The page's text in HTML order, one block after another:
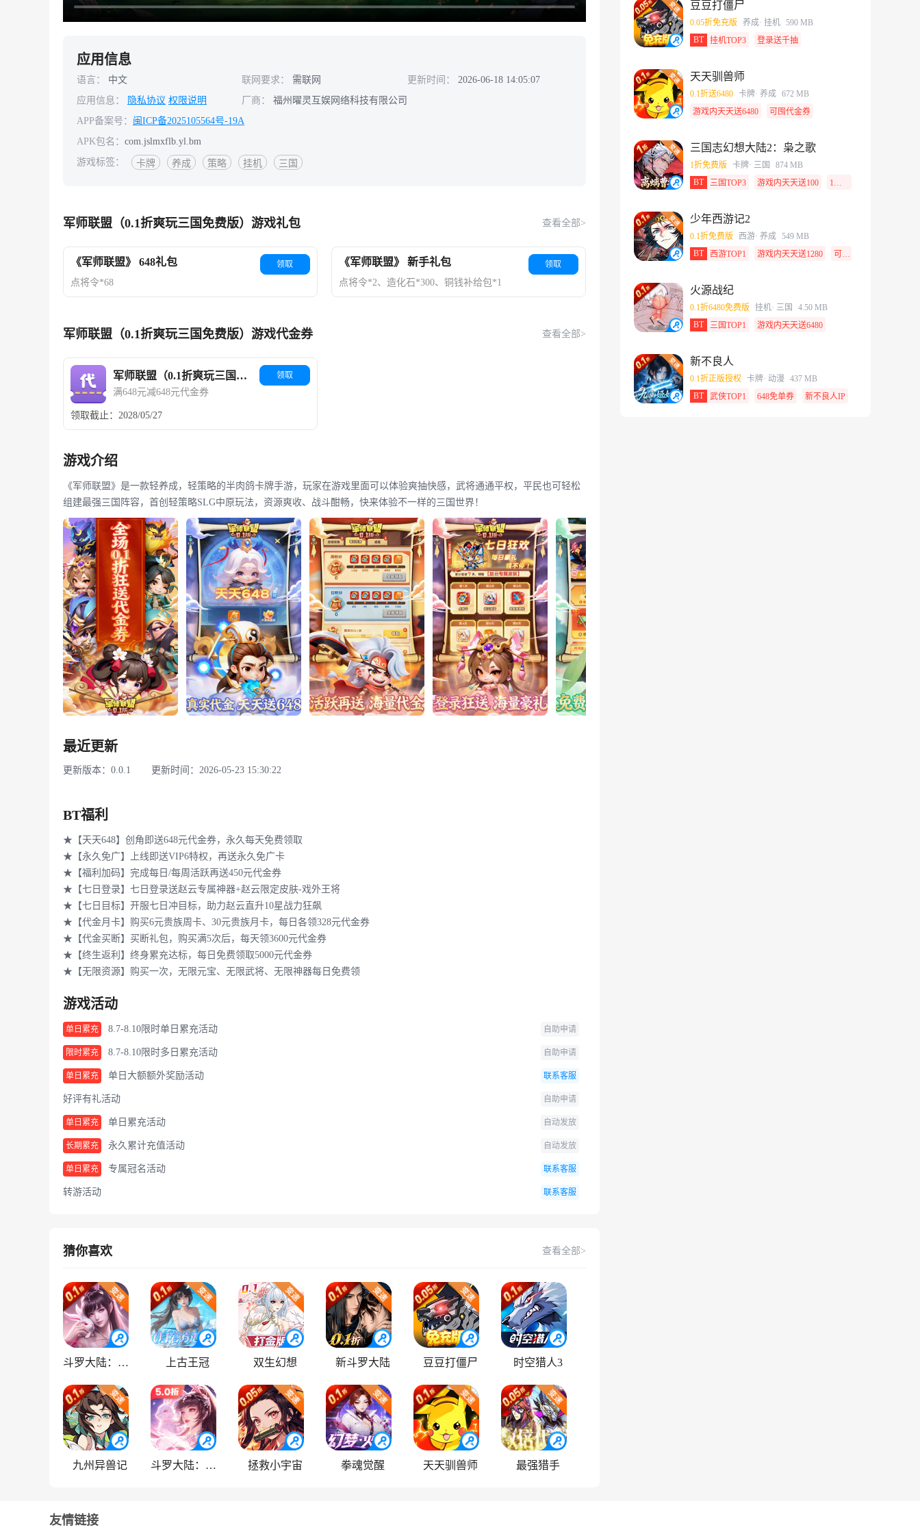
应用信息
语言： 中文 联网要求： 需联网 更新时间：
2026-06-18 14:05:07
应用信息：
隐私协议 权限说明 厂商：
福州曜灵互娱网络科技有限公司
APP备案号： 闽ICP备2025105564号-19A
APK包名： com.jslmxflb.yl.bm
游戏标签：
卡牌 养成 策略 挂机 三国
军师联盟（0.1折爽玩三国免费版）游戏礼包 查看全部>
《军师联盟》 648礼包
点将令*68
领取 《军师联盟》 新手礼包
点将令*2、造化石*300、铜钱补给包*1
领取
军师联盟（0.1折爽玩三国免费版）游戏代金券 查看全部>
军师联盟（0.1折爽玩三国免费版）
满648元减648元代金券
领取截止：2028/05/27
领取
游戏介绍
《军师联盟》是一款轻养成，轻策略的半肉鸽卡牌手游，玩家在游戏里面可以体验爽抽快感，武将通通平权，平民也可轻松
组建最强三国阵容，首创轻策略SLG中原玩法，资源爽收、战斗酣畅，快来体验不一样的三国世界！
最近更新
更新版本：0.0.1 更新时间：2026-05-23 15:30:22
BT福利
★【天天648】创角即送648元代金券，永久每天免费领取
★【永久免广】上线即送VIP6特权，再送永久免广卡
★【福利加码】完成每日/每周活跃再送450元代金券
★【七日登录】七日登录送赵云专属神器+赵云限定皮肤-戏外王将
★【七日目标】开服七日冲目标，助力赵云直升10星战力狂飙
★【代金月卡】购买6元贵族周卡、30元贵族月卡，每日各领328元代金券
★【代金买断】买断礼包，购买满5次后，每天领3600元代金券
★【终生返利】终身累充达标，每日免费领取5000元代金券
★【无限资源】购买一次，无限元宝、无限武将、无限神器每日免费领
游戏活动
单日累充 8.7-8.10限时单日累充活动 自助申请
限时累充 8.7-8.10限时多日累充活动 自助申请
单日累充 单日大额额外奖励活动 联系客服
好评有礼活动 自助申请
单日累充 单日累充活动 自动发放
长期累充 永久累计充值活动 自动发放
单日累充 专属冠名活动 联系客服
转游活动 联系客服
猜你喜欢 查看全部>
斗罗大陆：逆转时空 上古王冠 双生幻想 新斗罗大陆 豆豆打僵尸 时空猎人3
九州异兽记 斗罗大陆：武魂觉醒 拯救小宇宙 拳魂觉醒 天天驯兽师 最强猎手
豆豆打僵尸
0.05折免充版 养成· 挂机 590 MB
BT
挂机TOP3 登录送千抽
天天驯兽师
0.1折送6480 卡牌· 养成 672 MB
游戏内天天送6480
可囤代金券
三国志幻想大陆2：枭之歌
1折免费版 卡牌· 三国
874 MB
BT
三国TOP3 游戏内天天送100 1元月卡
少年西游记2
0.1折免费版 西游· 养成 549 MB
BT
西游TOP1 游戏内天天送1280 可囤代金券
火源战纪
0.1折6480免费版 挂机· 三国
4.50 MB
BT
三国TOP1 游戏内天天送6480
新不良人
0.1折正版授权 卡牌· 动漫
437 MB
BT
武侠TOP1 648免单券 新不良人IP
友情链接